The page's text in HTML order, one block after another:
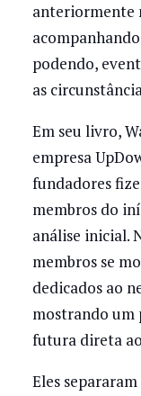
anteriormente
podendo,
as
Em seu livro,
empresa
fundadores
membros do
análise inicial.
membros se
dedicados ao
mostrando
futura direta
Eles